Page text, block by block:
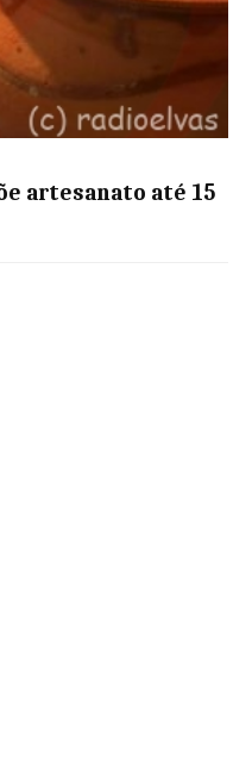
artesanato até 15